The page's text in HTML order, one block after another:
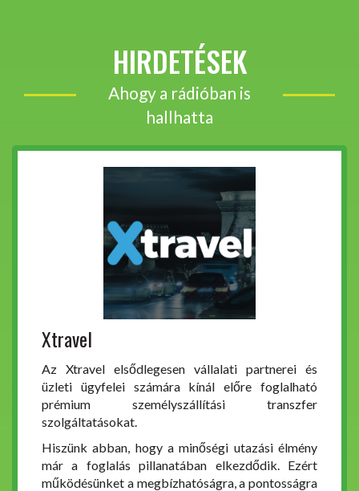
HIRDETÉSEK
Ahogy a rádióban is
hallhatta
Xtravel
Az Xtravel elsődlegesen vállalati partnerei és
üzleti ügyfelei számára kínál előre foglalható
prémium személyszállítási transzfer
szolgáltatásokat.
Hiszünk abban, hogy a minőségi utazási élmény
már a foglalás pillanatában elkezdődik. Ezért
működésünket a megbízhatóságra, a pontosságra